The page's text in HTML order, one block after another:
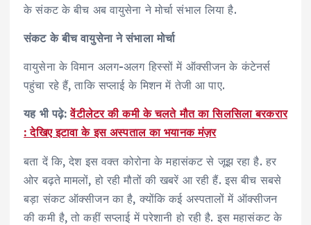
के संकट के बीच अब वायुसेना ने मोर्चा संभाल लिया है.
संकट के बीच वायुसेना ने संभाला मोर्चा
वायुसेना के विमान अलग-अलग हिस्सों में ऑक्सीजन के कंटेनर्स
पहुंचा रहे हैं, ताकि सप्लाई के मिशन में तेजी आ पाए.
यह भी पढ़े:वेंटीलेटर की कमी के चलते मौत का सिलसिला बरकरार
: देखिए इटावा के इस अस्पताल का भयानक मंज़र
बता दें कि, देश इस वक्त कोरोना के महासंकट से जूझ रहा है. हर
ओर बढ़ते मामलों, हो रही मौतों की खबरें आ रही हैं. इस बीच सबसे
बड़ा संकट ऑक्सीजन का है, क्योंकि कई अस्पतालों में ऑक्सीजन
की कमी है, तो कहीं सप्लाई में परेशानी हो रही है. इस महासंकट के